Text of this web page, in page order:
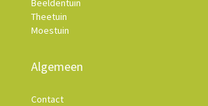
Beeldentuin
Theetuin
Moestuin
Algemeen
Contact